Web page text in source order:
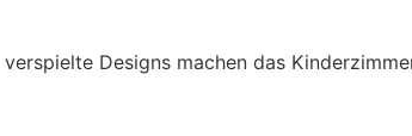
Designs machen das